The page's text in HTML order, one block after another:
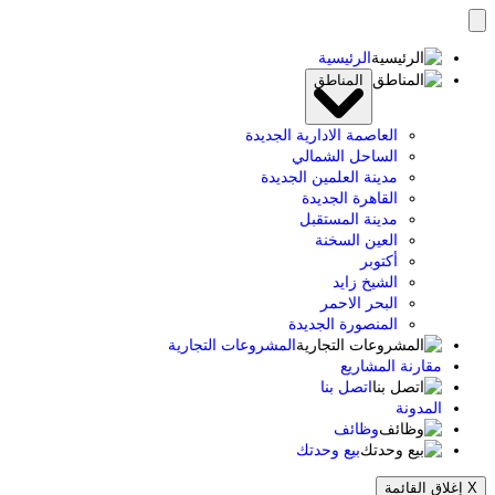
الرئيسية
المناطق
العاصمة الادارية الجديدة
الساحل الشمالي
مدينة العلمين الجديدة
القاهرة الجديدة
مدينة المستقبل
العين السخنة
أكتوبر
الشيخ زايد
البحر الاحمر
المنصورة الجديدة
المشروعات التجارية
مقارنة المشاريع
اتصل بنا
المدونة
وظائف
بيع وحدتك
X إغلاق القائمة